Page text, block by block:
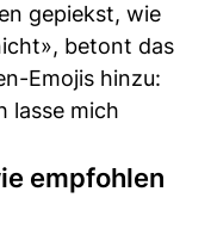
gepiekst, wie
betont das
Emojis hinzu:
lasse mich
empfohlen